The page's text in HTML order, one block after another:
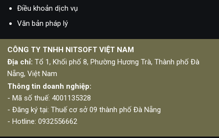
Điều khoản dịch vụ
Văn bản pháp lý
CÔNG TY TNHH NITSOFT VIỆT NAM
Địa chỉ: Tổ 1, Khối phố 8, Phường Hương Trà, Thành phố Đà
Nẵng, Việt Nam
Thông tin doanh nghiệp:
- Mã số thuế: 4001135328
- Đăng ký tại: Thuế cơ sở 09 thành phố Đà Nẵng
- Hotline: 0932556662